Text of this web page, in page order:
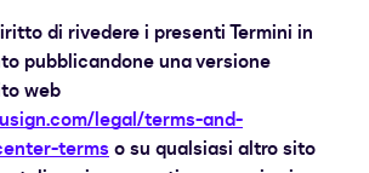
di rivedere i presenti Termini in
pubblicandone una versione
web
legal/terms-and-
terms o su qualsiasi altro sito